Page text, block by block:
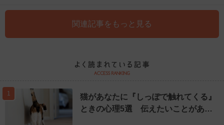
関連記事をもっと見る
1
猫があなたに『しっぽで触れてくる』
ときの心理5選 伝えたいことがあ…